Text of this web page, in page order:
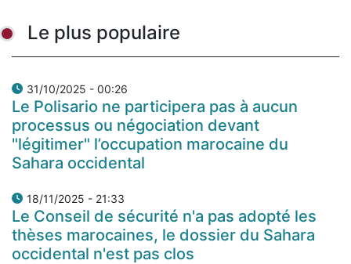
Le plus populaire
31/10/2025 - 00:26
Le Polisario ne participera pas à aucun
processus ou négociation devant
"légitimer" l’occupation marocaine du
Sahara occidental
18/11/2025 - 21:33
Le Conseil de sécurité n'a pas adopté les
thèses marocaines, le dossier du Sahara
occidental n'est pas clos